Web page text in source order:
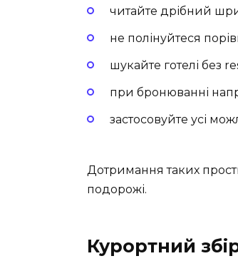
читайте дрібний
не полінуйтеся
шукайте готелі без
при бронюванні
застосовуйте усі
Дотримання таких
подорожі.
Курортний